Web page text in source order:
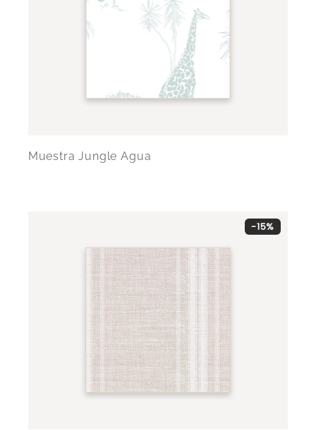
Muestra Jungle Agua
-15%